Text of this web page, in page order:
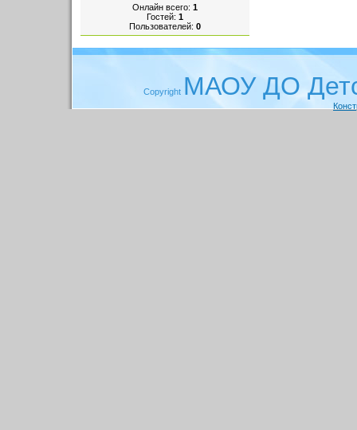
Онлайн всего: 1
Гостей: 1
Пользователей: 0
Copyright МАОУ ДО